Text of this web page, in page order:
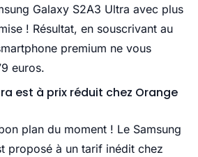
Galaxy S2A3 Ultra avec plus
! Résultat, en souscrivant au
premium ne vous
euros.
est à prix réduit chez Orange
plan du moment ! Le Samsung
proposé à un tarif inédit chez